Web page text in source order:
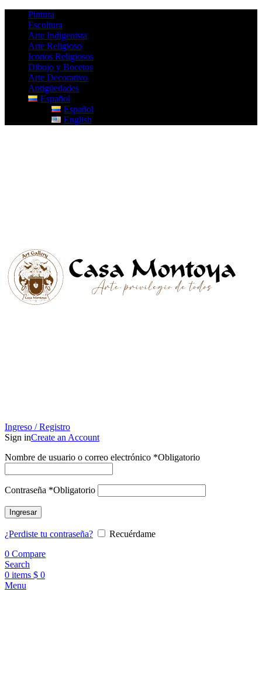
Pintura
Escultura
Arte Indigenista
Arte Religioso
Iconos Religiosos
Dibujo y Bocetos
Arte Decorativo
Antigüedades
Español
Español
English
Ingreso / Registro
Sign inCreate an Account
Nombre de usuario o correo electrónico *Obligatorio
Contraseña *Obligatorio
Ingresar
¿Perdiste tu contraseña?
Recuérdame
0 Compare
Search
0 items $ 0
Menu